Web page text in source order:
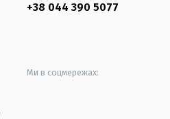
+38 044 390 5077
Ми в соцмережах: